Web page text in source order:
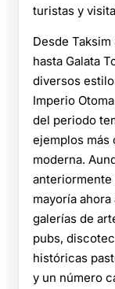
turistas y
Desde Taksim
hasta Galata
diversos
Imperio
del periodo
ejemplos más
moderna.
mayoría
galerías de
pubs,
históricas
y un número